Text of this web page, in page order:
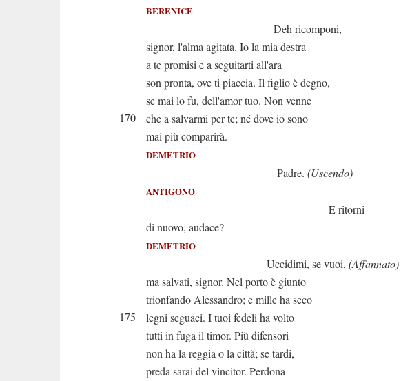
BERENICE
Deh ricomponi,
signor, l'alma agitata. Io la mia destra
a te promisi e a seguitarti all'ara
son pronta, ove ti piaccia. Il figlio è degno,
se mai lo fu, dell'amor tuo. Non venne
170
che a salvarmi per te; né dove io sono
mai più comparirà.
DEMETRIO
Padre. (Uscendo)
ANTIGONO
E ritorni
di nuovo, audace?
DEMETRIO
Uccidimi, se vuoi, (Affannato)
ma salvati, signor. Nel porto è giunto
trionfando Alessandro; e mille ha seco
175
legni seguaci. I tuoi fedeli ha volto
tutti in fuga il timor. Più difensori
non ha la reggia o la città; se tardi,
preda sarai del vincitor. Perdona